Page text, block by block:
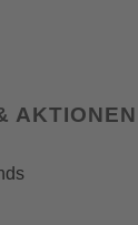
AKTIONEN